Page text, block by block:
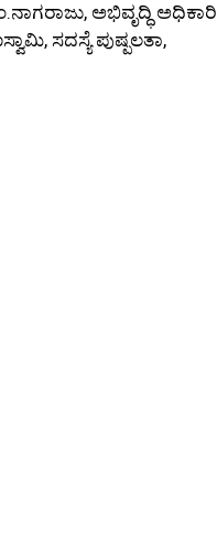
ಅಭಿವೃದ್ಧಿ ಅಧಿಕಾರಿ
ಸದಸ್ಯೆ ಪುಷ್ಪಲತಾ,